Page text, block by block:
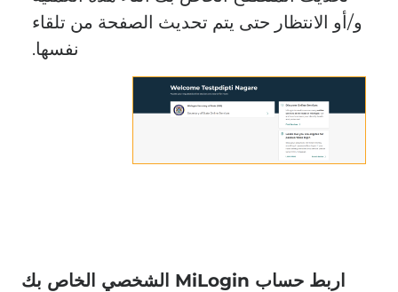
و/أو الانتظار حتى يتم تحديث الصفحة من تلقاء
نفسها.
اربط حساب MiLogin الشخصي الخاص بك